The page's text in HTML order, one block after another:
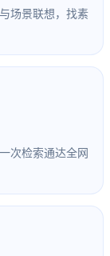
场景联想，找素
一次检索通达全网